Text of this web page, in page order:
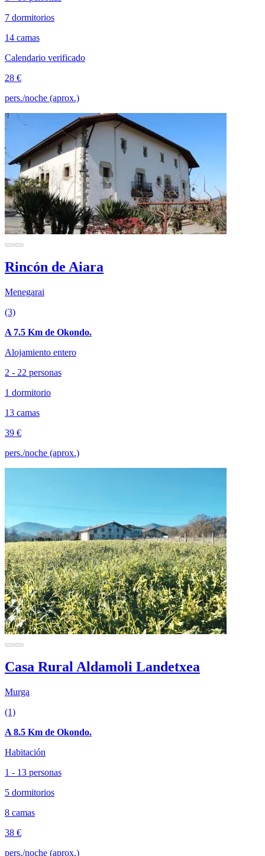
7 dormitorios
14 camas
Calendario verificado
28 €
pers./noche (aprox.)
Rincón de Aiara
Menegarai
(3)
A 7.5 Km de Okondo.
Alojamiento entero
2 - 22 personas
1 dormitorio
13 camas
39 €
pers./noche (aprox.)
Casa Rural Aldamoli Landetxea
Murga
(1)
A 8.5 Km de Okondo.
Habitación
1 - 13 personas
5 dormitorios
8 camas
38 €
pers./noche (aprox.)